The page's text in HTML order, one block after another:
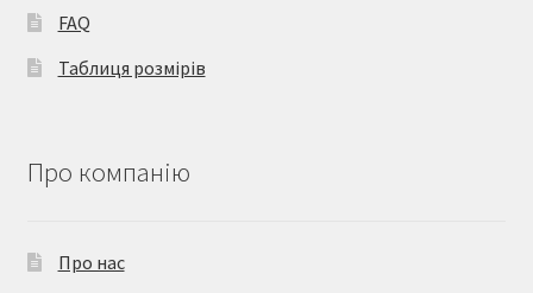
FAQ
Таблиця розмірів
Про компанію
Про нас